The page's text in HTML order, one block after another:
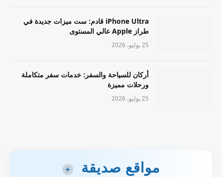
iPhone Ultra قادم: ست ميزات جديدة في
طراز Apple عالي المستوى
25 يوليو، 2026
أركان للسياحة والسفر: خدمات سفر متكاملة
ورحلات مميزة
25 يوليو، 2026
مواقع صديقة +